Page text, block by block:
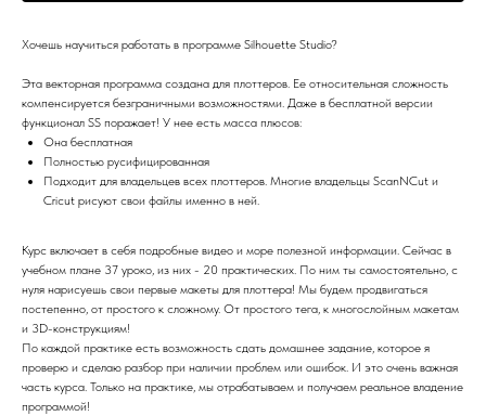
Хочешь научиться работать в программе Silhouette Studio?
Эта векторная программа создана для плоттеров. Ее относительная сложность
компенсируется безграничными возможностями. Даже в бесплатной версии
функционал SS поражает! У нее есть масса плюсов:
Она бесплатная
Полностью русифицированная
Подходит для владельцев всех плоттеров. Многие владельцы ScanNCut и
Cricut рисуют свои файлы именно в ней.
Курс включает в себя подробные видео и море полезной информации. Сейчас в
учебном плане 37 уроко, из них - 20 практических. По ним ты самостоятельно, с
нуля нарисуешь свои первые макеты для плоттера! Мы будем продвигаться
постепенно, от простого к сложному. От простого тега, к многослойным макетам
и 3D-конструкциям!
По каждой практике есть возможность сдать домашнее задание, которое я
проверю и сделаю разбор при наличии проблем или ошибок. И это очень важная
часть курса. Только на практике, мы отрабатываем и получаем реальное владение
программой!